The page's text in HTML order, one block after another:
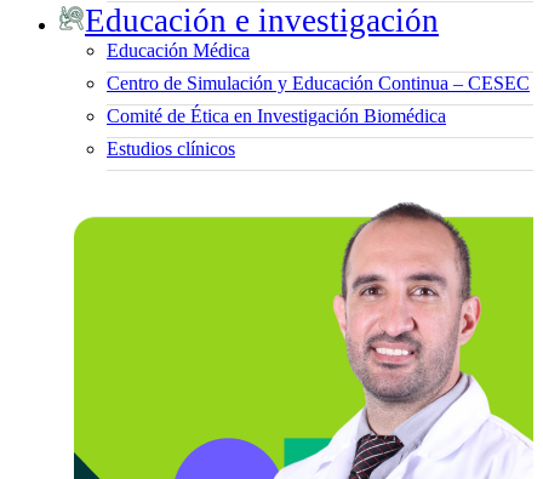
Educación e investigación
Educación Médica
Centro de Simulación y Educación Continua – CESEC
Comité de Ética en Investigación Biomédica
Estudios clínicos